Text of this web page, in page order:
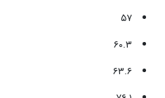
۵۷
۶۰.۳
۶۳.۶